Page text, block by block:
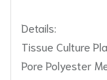
Details:
Tissue Culture
Pore Polyester